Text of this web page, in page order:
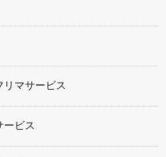
リマサービス
ービス